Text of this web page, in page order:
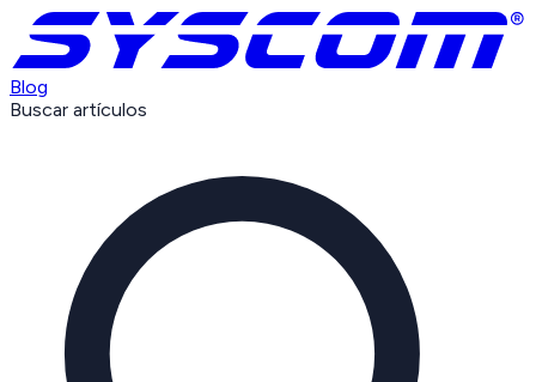
Blog
Buscar artículos